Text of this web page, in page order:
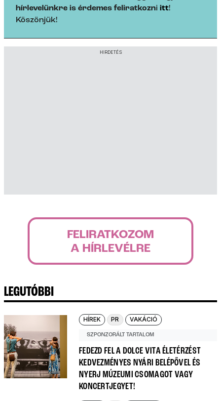
hírlevelünkre is érdemes feliratkozni itt!
Köszönjük!
HIRDETÉS
FELIRATKOZOM
A HÍRLEVÉLRE
LEGUTÓBBI
HÍREK PR VAKÁCIÓ
SZPONZORÁLT TARTALOM
FEDEZD FEL A DOLCE VITA ÉLETÉRZÉST
KEDVEZMÉNYES NYÁRI BELÉPŐVEL ÉS
NYERJ MÚZEUMI CSOMAGOT VAGY
KONCERTJEGYET!